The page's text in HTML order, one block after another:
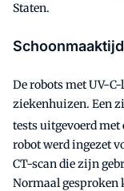
Staten.
De robots met UV-
ziekenhuizen. Een
tests uitgevoerd
robot werd ingezet
CT-scan die zijn
Normaal gesproken